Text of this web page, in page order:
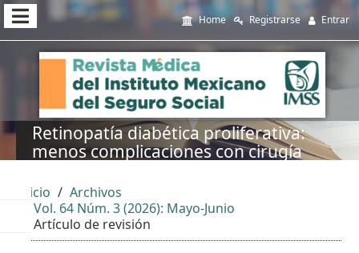
##plugins.themes.themeEleven.accessible_menu.sidebar##
Home Registrarse Entrar
Retinopatía diabética proliferativa:
menos complicaciones con cirugía
Inicio
Archivos
Vol. 64 Núm. 3 (2026): Mayo-Junio
Artículo de revisión